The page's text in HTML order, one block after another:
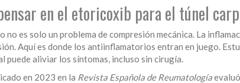
en el etoricoxib para el túnel
no es solo un problema de compresión mecánica. La
Aquí es donde los antiinflamatorios entran en juego.
puede aliviar los síntomas, incluso sin cirugía.
en 2023 en la Revista Española de Reumatología